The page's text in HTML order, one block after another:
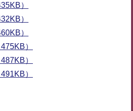
）
）
）
）
）
）